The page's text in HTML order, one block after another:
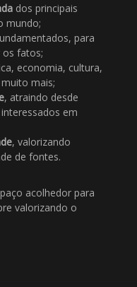
dos principais
mundo;
para
fatos;
economia, cultura,
mais;
, atraindo desde
em
, valorizando
de fontes.
acolhedor para
valorizando o